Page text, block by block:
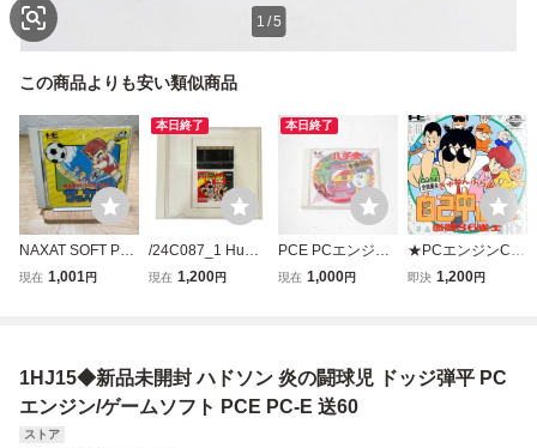
1 /5
この商品よりも安い類似商品
NAXAT SOFT PC
エンジン 熱血高校
現在 1,001円
本日終了
/24C087_1 HuCA
RD 炎の闘球児ド
現在 1,200円
本日終了
PCE PCエンジン
ソフト パチ夫くん
現在 1,000円
★PCエンジンCD
★ 新品未開封
即決 1,200円
1HJ15◆新品未開封 ハドソン 炎の闘球児 ドッジ弾平 PC
エンジン/ゲームソフト PCE PC-E 送60
ストア